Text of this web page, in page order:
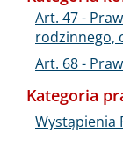
Art. 47 -
rodzinnego,
Art. 68 -
Kategoria
Wystąpienia